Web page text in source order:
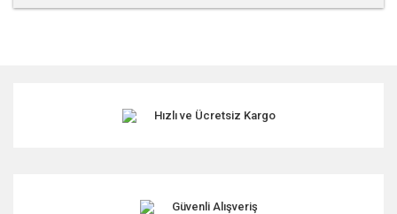
Ürün resmi kalitesiz, bozuk veya görüntülenemiyor.
Ürün fiyatı diğer sitelerden daha pahalı.
Hızlı ve Ücretsiz Kargo
Güvenli Alışveriş